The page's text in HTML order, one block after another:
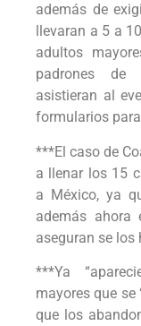
además de
llevaran a 5 a
adultos
padrones de
asistieran al
formularios
***El caso de
a llenar los 15
a México, ya
además ahora
aseguran se los
***Ya
mayores que se
que los